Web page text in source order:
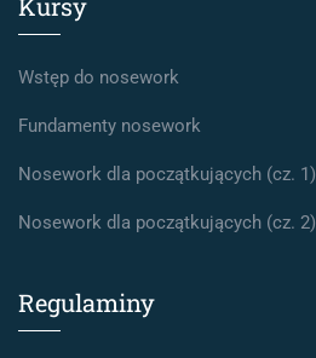
Wstęp do nosework
Fundamenty nosework
Nosework dla początkujących (cz. 1)
Nosework dla początkujących (cz. 2)
Regulaminy